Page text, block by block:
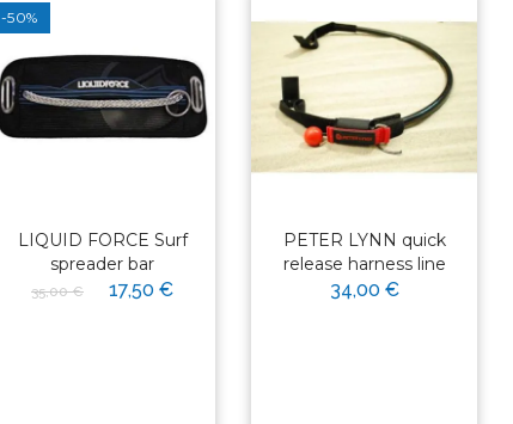
-50%
LIQUID FORCE Surf
spreader bar
35,00 € 17,50 €
PETER LYNN quick
release harness line
34,00 €